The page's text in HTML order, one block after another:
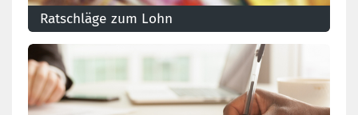
Ratschläge zum Lohn